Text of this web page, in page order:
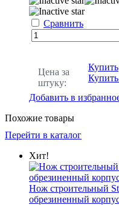
Сравнить
Цена за
штуку:
Купить
Добавить в
Похожие товары
Перейти в каталог
Хит!
Нож строительный
обрезиненный